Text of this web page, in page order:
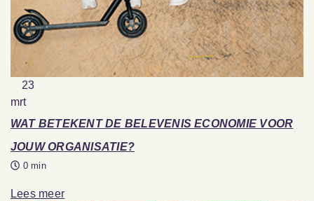
23
mrt
WAT BETEKENT DE BELEVENIS ECONOMIE VOOR
JOUW ORGANISATIE?
0 min
Lees meer